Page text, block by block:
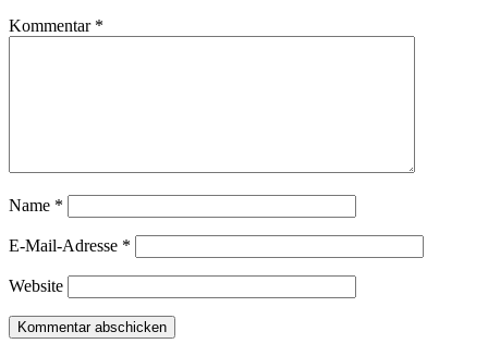
Kommentar *
Name *
E-Mail-Adresse *
Website